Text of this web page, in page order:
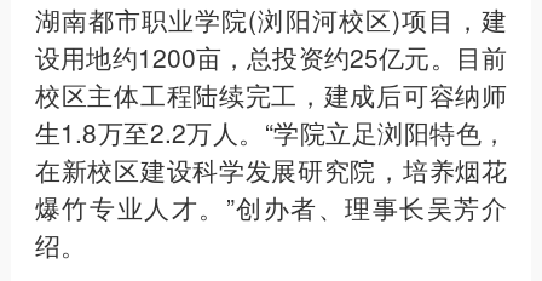
湖南都市职业学院(浏阳河校区)项目，建
设用地约1200亩，总投资约25亿元。目前
校区主体工程陆续完工，建成后可容纳师
生1.8万至2.2万人。“学院立足浏阳特色，
在新校区建设科学发展研究院，培养烟花
爆竹专业人才。”创办者、理事长吴芳介
绍。